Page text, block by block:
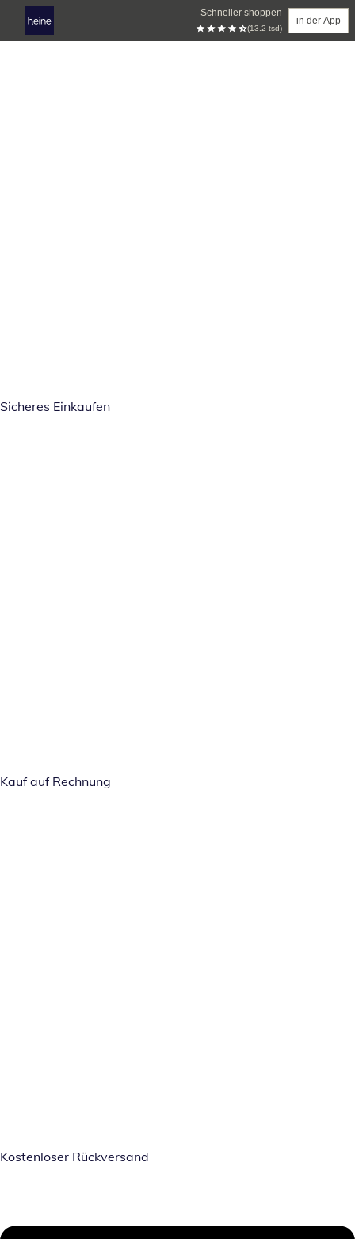
Schneller shoppen
(13.2 tsd)
in der App
Sicheres Einkaufen
Kauf auf Rechnung
Kostenloser Rückversand